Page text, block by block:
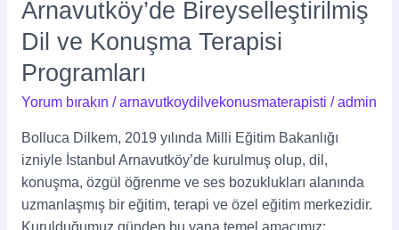
Arnavutköy’de Bireyselleştirilmiş
Dil ve Konuşma Terapisi
Programları
Yorum bırakın /arnavutkoydilvekonusmaterapisti /admin
Bolluca Dilkem, 2019 yılında Milli Eğitim Bakanlığı
izniyle İstanbul Arnavutköy’de kurulmuş olup, dil,
konuşma, özgül öğrenme ve ses bozuklukları alanında
uzmanlaşmış bir eğitim, terapi ve özel eğitim merkezidir.
Kurulduğumuz günden bu yana temel amacımız;